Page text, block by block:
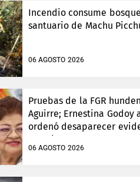
Incendio consume
santuario de Machu
06 AGOSTO 2026
Pruebas de la FGR
Aguirre; Ernestina Godoy
ordenó desaparecer
Ayotzinapa
06 AGOSTO 2026